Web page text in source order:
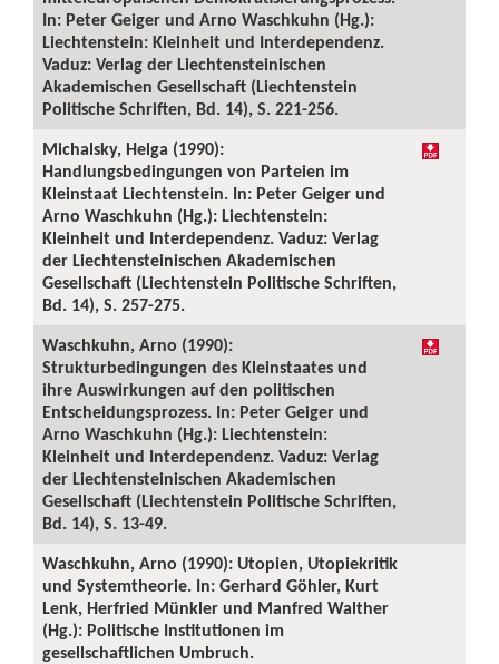
In: Peter Geiger und Arno Waschkuhn (Hg.):
Liechtenstein: Kleinheit und Interdependenz.
Vaduz: Verlag der Liechtensteinischen
Akademischen Gesellschaft (Liechtenstein
Politische Schriften, Bd. 14), S. 221-256.
Michalsky, Helga (1990):
Handlungsbedingungen von Parteien im
Kleinstaat Liechtenstein. In: Peter Geiger und
Arno Waschkuhn (Hg.): Liechtenstein:
Kleinheit und Interdependenz. Vaduz: Verlag
der Liechtensteinischen Akademischen
Gesellschaft (Liechtenstein Politische Schriften,
Bd. 14), S. 257-275.
Waschkuhn, Arno (1990):
Strukturbedingungen des Kleinstaates und
ihre Auswirkungen auf den politischen
Entscheidungsprozess. In: Peter Geiger und
Arno Waschkuhn (Hg.): Liechtenstein:
Kleinheit und Interdependenz. Vaduz: Verlag
der Liechtensteinischen Akademischen
Gesellschaft (Liechtenstein Politische Schriften,
Bd. 14), S. 13-49.
Waschkuhn, Arno (1990): Utopien, Utopiekritik
und Systemtheorie. In: Gerhard Göhler, Kurt
Lenk, Herfried Münkler und Manfred Walther
(Hg.): Politische Institutionen im
gesellschaftlichen Umbruch.